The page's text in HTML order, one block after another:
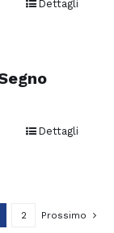
Dettagli
Dettagli
2 Prossimo